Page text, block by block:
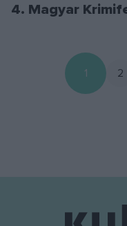
4. Magyar
1 2